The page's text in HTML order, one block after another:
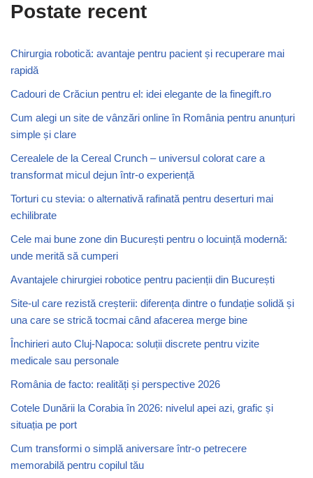
Postate recent
Chirurgia robotică: avantaje pentru pacient și recuperare mai
rapidă
Cadouri de Crăciun pentru el: idei elegante de la finegift.ro
Cum alegi un site de vânzări online în România pentru anunțuri
simple și clare
Cerealele de la Cereal Crunch – universul colorat care a
transformat micul dejun într-o experiență
Torturi cu stevia: o alternativă rafinată pentru deserturi mai
echilibrate
Cele mai bune zone din București pentru o locuință modernă:
unde merită să cumperi
Avantajele chirurgiei robotice pentru pacienții din București
Site-ul care rezistă creșterii: diferența dintre o fundație solidă și
una care se strică tocmai când afacerea merge bine
Închirieri auto Cluj-Napoca: soluții discrete pentru vizite
medicale sau personale
România de facto: realități și perspective 2026
Cotele Dunării la Corabia în 2026: nivelul apei azi, grafic și
situația pe port
Cum transformi o simplă aniversare într-o petrecere
memorabilă pentru copilul tău